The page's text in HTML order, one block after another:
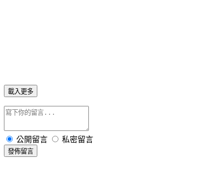
載入更多
公開留言 私密留言
發佈留言